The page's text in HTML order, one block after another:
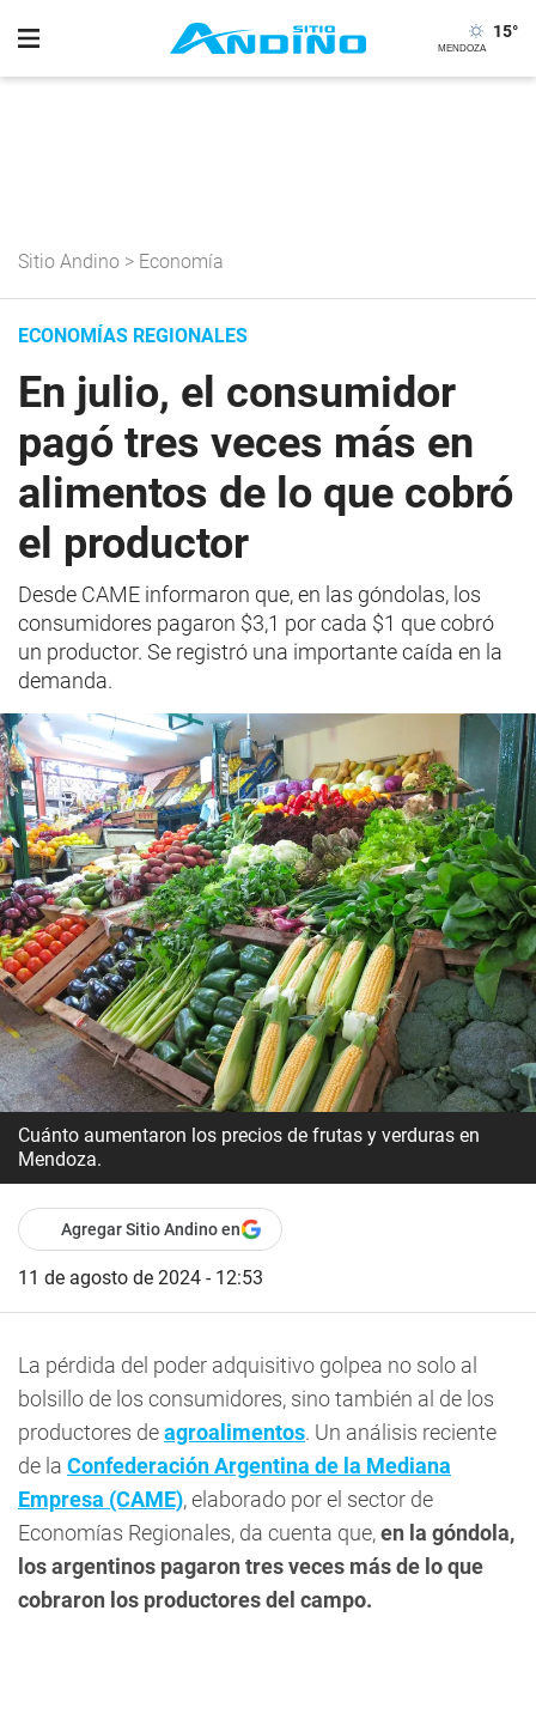
15°
Sitio Andino > Economía
ECONOMÍAS REGIONALES
En julio, el consumidor
pagó tres veces más en
alimentos de lo que cobró
el productor
Desde CAME informaron que, en las góndolas, los
consumidores pagaron $3,1 por cada $1 que cobró
un productor. Se registró una importante caída en la
demanda.
Cuánto aumentaron los precios de frutas y verduras en
Mendoza.
Agregar Sitio Andino en
11 de agosto de 2024 - 12:53
La pérdida del poder adquisitivo golpea no solo al
bolsillo de los consumidores, sino también al de los
productores deagroalimentos. Un análisis reciente
de la Confederación Argentina de la Mediana
Empresa (CAME), elaborado por el sector de
Economías Regionales, da cuenta que,en la góndola,
los argentinos pagaron tres veces más de lo que
cobraron los productores del campo.